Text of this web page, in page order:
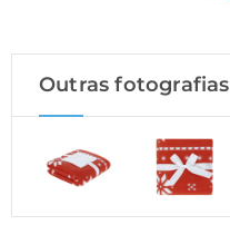
Outras fotografias